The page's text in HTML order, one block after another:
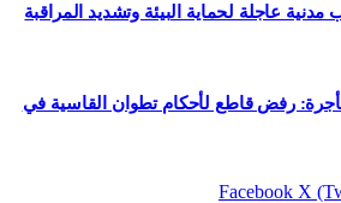
الأجرة: رفض قاطع لأحكام تطوان القاسية في
Facebook X